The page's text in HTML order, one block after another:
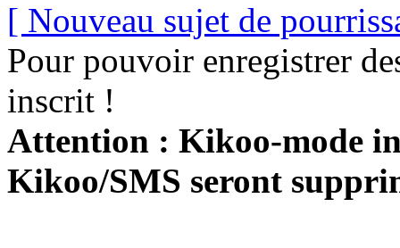
[ Nouveau sujet de
Pour pouvoir enregistrer
inscrit !
Attention : Kikoo-mode
Kikoo/SMS seront